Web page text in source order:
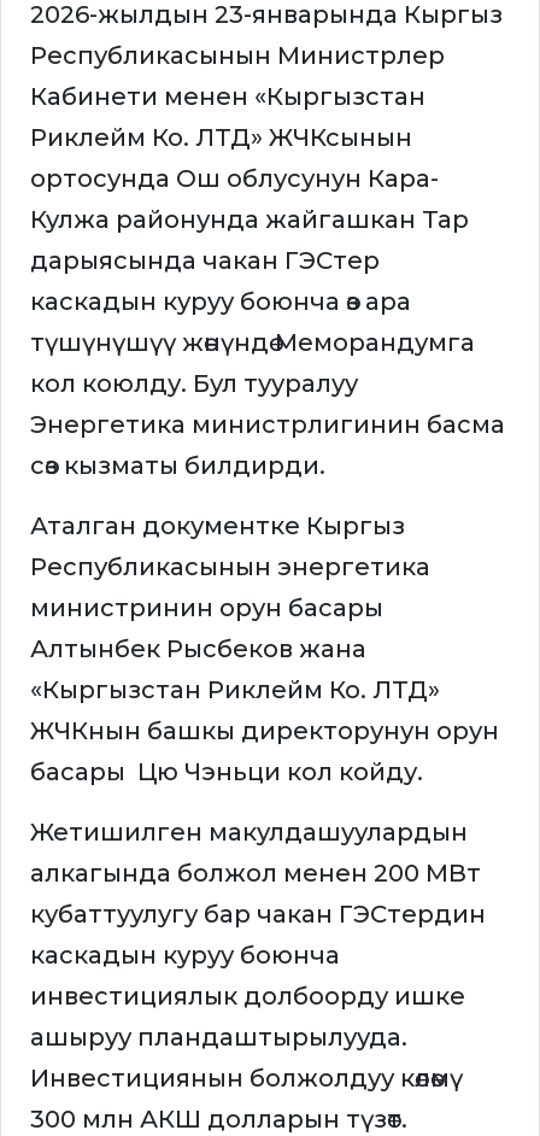
2026-жылдын 23-январында Кыргыз
Республикасынын Министрлер
Кабинети менен «Кыргызстан
Риклейм Ко. ЛТД» ЖЧКсынын
ортосунда Ош облусунун Кара-
Кулжа районунда жайгашкан Тар
дарыясында чакан ГЭСтер
каскадын куруу боюнча өз ара
түшүнүшүү жөнүндө Меморандумга
кол коюлду. Бул тууралуу
Энергетика министрлигинин басма
сөз кызматы билдирди.
Аталган документке Кыргыз
Республикасынын энергетика
министринин орун басары
Алтынбек Рысбеков жана
«Кыргызстан Риклейм Ко. ЛТД»
ЖЧКнын башкы директорунун орун
басары Цю Чэньци кол койду.
Жетишилген макулдашуулардын
алкагында болжол менен 200 МВт
кубаттуулугу бар чакан ГЭСтердин
каскадын куруу боюнча
инвестициялык долбоорду ишке
ашыруу пландаштырылууда.
Инвестициянын болжолдуу көлөмү
300 млн АКШ долларын түзөт.